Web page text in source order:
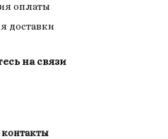
оплаты
доставки
на связи